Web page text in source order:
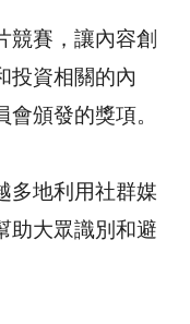
競賽，讓內容創
投資相關的內
頒發的獎項。
多地利用社群媒
助大眾識別和避